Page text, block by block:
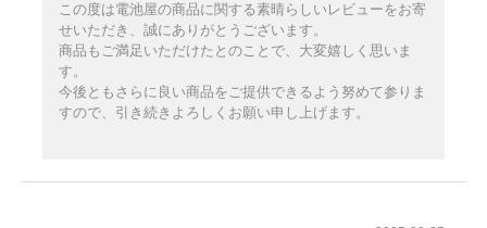
この度は電池屋の商品に関する素晴らしいレビューをお寄
せいただき、誠にありがとうございます。
商品もご満足いただけたとのことで、大変嬉しく思いま
す。
今後ともさらに良い商品をご提供できるよう努めて参りま
すので、引き続きよろしくお願い申し上げます。